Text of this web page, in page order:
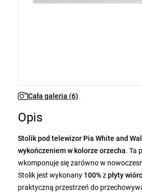
Cała galeria (6)
Opis
Stolik pod telewizor Pia White and
wykończeniem w kolorze orzecha. Ta
wkomponuje się zarówno w
Stolik jest wykonany 100%zpłyty
praktyczną przestrzeń do